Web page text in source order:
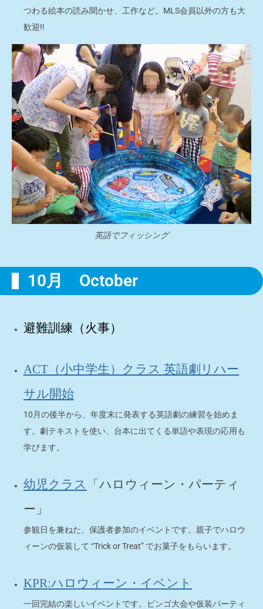
つわる絵本の読み聞かせ、工作など。MLS会員以外の方も大
歓迎!!
英語でフィッシング
10月 October
避難訓練（火事）
ACT（小中学生）クラス 英語劇リハー
サル開始
10月の後半から、年度末に発表する英語劇の練習を始めま
す。劇テキストを使い、台本に出てくる単語や表現の応用も
学びます。
幼児クラス
「ハロウィーン・パーティ
ー」
参観日を兼ねた、保護者参加のイベントです。親子でハロウ
ィーンの仮装して “Trick or Treat” でお菓子をもらいます。
KPR:ハロウィーン・イベント
一回完結の楽しいイベントです。ビンゴ大会や仮装パーティ